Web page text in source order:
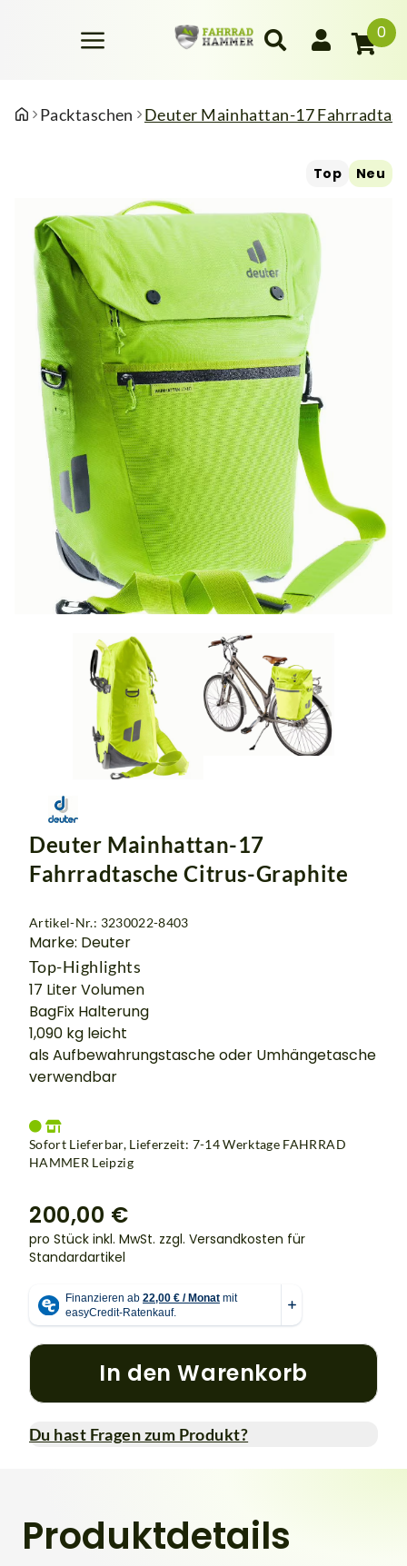
0
Packtaschen Deuter Mainhattan-17
Top Neu
Deuter Mainhattan-17
Fahrradtasche Citrus-Graphite
Artikel-Nr.: 3230022-8403
Marke: Deuter
Top-Highlights
17 Liter Volumen
BagFix Halterung
1,090 kg leicht
als Aufbewahrungstasche oder Umhängetasche
verwendbar
Sofort Lieferbar, Lieferzeit: 7-14 Werktage FAHRRAD
HAMMER Leipzig
200,00 €
pro Stück inkl. MwSt. zzgl. Versandkosten für
Standardartikel
In den Warenkorb
Du hast Fragen zum Produkt?
Produktdetails